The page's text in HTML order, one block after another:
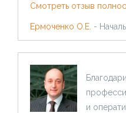
Смотреть отзыв
Ермоченко О.Е. -
и